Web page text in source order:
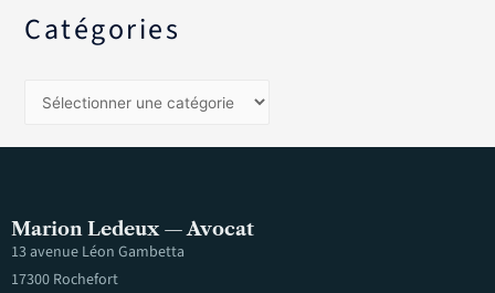
Catégories
Marion Ledeux — Avocat
13 avenue Léon Gambetta
17300 Rochefort